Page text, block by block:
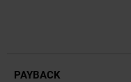
PAYBACK